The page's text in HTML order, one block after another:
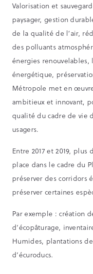
Valorisation et
paysager, gestion
de la qualité de l’air,
des polluants
énergies
énergétique,
Métropole met en
ambitieux et innovant,
qualité du cadre de vie
usagers.
Entre 2017 et 2019,
place dans le cadre du
préserver des corridors
préserver certaines
Par exemple : création
d’écopâturage,
Humides, plantations
d’écuroducs.